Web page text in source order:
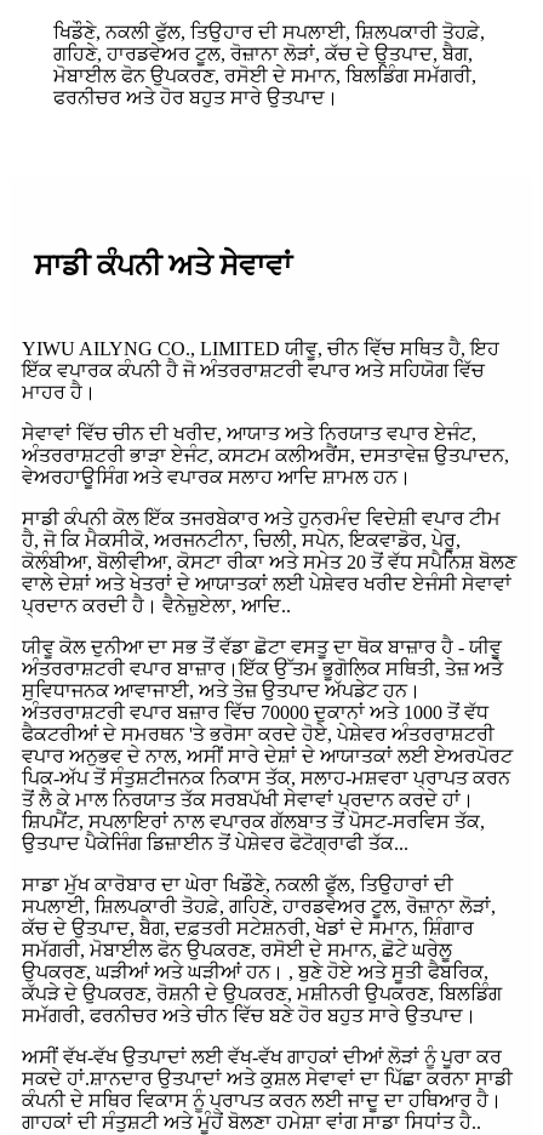
ਖਿਡੌਣੇ, ਨਕਲੀ ਫੁੱਲ, ਤਿਉਹਾਰ ਦੀ ਸਪਲਾਈ, ਸ਼ਿਲਪਕਾਰੀ ਤੋਹਫ਼ੇ,
ਗਹਿਣੇ, ਹਾਰਡਵੇਅਰ ਟੂਲ, ਰੋਜ਼ਾਨਾ ਲੋੜਾਂ, ਕੱਚ ਦੇ ਉਤਪਾਦ, ਬੈਗ,
ਮੋਬਾਈਲ ਫੋਨ ਉਪਕਰਣ, ਰਸੋਈ ਦੇ ਸਮਾਨ, ਬਿਲਡਿੰਗ ਸਮੱਗਰੀ,
ਫਰਨੀਚਰ ਅਤੇ ਹੋਰ ਬਹੁਤ ਸਾਰੇ ਉਤਪਾਦ।
ਸਾਡੀ ਕੰਪਨੀ ਅਤੇ ਸੇਵਾਵਾਂ
YIWU AILYNG CO., LIMITED ਯੀਵੂ, ਚੀਨ ਵਿੱਚ ਸਥਿਤ ਹੈ, ਇਹ
ਇੱਕ ਵਪਾਰਕ ਕੰਪਨੀ ਹੈ ਜੋ ਅੰਤਰਰਾਸ਼ਟਰੀ ਵਪਾਰ ਅਤੇ ਸਹਿਯੋਗ ਵਿੱਚ
ਮਾਹਰ ਹੈ।
ਸੇਵਾਵਾਂ ਵਿੱਚ ਚੀਨ ਦੀ ਖਰੀਦ, ਆਯਾਤ ਅਤੇ ਨਿਰਯਾਤ ਵਪਾਰ ਏਜੰਟ,
ਅੰਤਰਰਾਸ਼ਟਰੀ ਭਾੜਾ ਏਜੰਟ, ਕਸਟਮ ਕਲੀਅਰੈਂਸ, ਦਸਤਾਵੇਜ਼ ਉਤਪਾਦਨ,
ਵੇਅਰਹਾਊਸਿੰਗ ਅਤੇ ਵਪਾਰਕ ਸਲਾਹ ਆਦਿ ਸ਼ਾਮਲ ਹਨ।
ਸਾਡੀ ਕੰਪਨੀ ਕੋਲ ਇੱਕ ਤਜਰਬੇਕਾਰ ਅਤੇ ਹੁਨਰਮੰਦ ਵਿਦੇਸ਼ੀ ਵਪਾਰ ਟੀਮ
ਹੈ, ਜੋ ਕਿ ਮੈਕਸੀਕੋ, ਅਰਜਨਟੀਨਾ, ਚਿਲੀ, ਸਪੇਨ, ਇਕਵਾਡੋਰ, ਪੇਰੂ,
ਕੋਲੰਬੀਆ, ਬੋਲੀਵੀਆ, ਕੋਸਟਾ ਰੀਕਾ ਅਤੇ ਸਮੇਤ 20 ਤੋਂ ਵੱਧ ਸਪੈਨਿਸ਼ ਬੋਲਣ
ਵਾਲੇ ਦੇਸ਼ਾਂ ਅਤੇ ਖੇਤਰਾਂ ਦੇ ਆਯਾਤਕਾਂ ਲਈ ਪੇਸ਼ੇਵਰ ਖਰੀਦ ਏਜੰਸੀ ਸੇਵਾਵਾਂ
ਪ੍ਰਦਾਨ ਕਰਦੀ ਹੈ। ਵੈਨੇਜ਼ੁਏਲਾ, ਆਦਿ..
ਯੀਵੂ ਕੋਲ ਦੁਨੀਆ ਦਾ ਸਭ ਤੋਂ ਵੱਡਾ ਛੋਟਾ ਵਸਤੂ ਦਾ ਥੋਕ ਬਾਜ਼ਾਰ ਹੈ - ਯੀਵੂ
ਅੰਤਰਰਾਸ਼ਟਰੀ ਵਪਾਰ ਬਾਜ਼ਾਰ।ਇੱਕ ਉੱਤਮ ਭੂਗੋਲਿਕ ਸਥਿਤੀ, ਤੇਜ਼ ਅਤੇ
ਸੁਵਿਧਾਜਨਕ ਆਵਾਜਾਈ, ਅਤੇ ਤੇਜ਼ ਉਤਪਾਦ ਅੱਪਡੇਟ ਹਨ।
ਅੰਤਰਰਾਸ਼ਟਰੀ ਵਪਾਰ ਬਜ਼ਾਰ ਵਿੱਚ 70000 ਦੁਕਾਨਾਂ ਅਤੇ 1000 ਤੋਂ ਵੱਧ
ਫੈਕਟਰੀਆਂ ਦੇ ਸਮਰਥਨ 'ਤੇ ਭਰੋਸਾ ਕਰਦੇ ਹੋਏ, ਪੇਸ਼ੇਵਰ ਅੰਤਰਰਾਸ਼ਟਰੀ
ਵਪਾਰ ਅਨੁਭਵ ਦੇ ਨਾਲ, ਅਸੀਂ ਸਾਰੇ ਦੇਸ਼ਾਂ ਦੇ ਆਯਾਤਕਾਂ ਲਈ ਏਅਰਪੋਰਟ
ਪਿਕ-ਅੱਪ ਤੋਂ ਸੰਤੁਸ਼ਟੀਜਨਕ ਨਿਕਾਸ ਤੱਕ, ਸਲਾਹ-ਮਸ਼ਵਰਾ ਪ੍ਰਾਪਤ ਕਰਨ
ਤੋਂ ਲੈ ਕੇ ਮਾਲ ਨਿਰਯਾਤ ਤੱਕ ਸਰਬਪੱਖੀ ਸੇਵਾਵਾਂ ਪ੍ਰਦਾਨ ਕਰਦੇ ਹਾਂ।
ਸ਼ਿਪਮੈਂਟ, ਸਪਲਾਇਰਾਂ ਨਾਲ ਵਪਾਰਕ ਗੱਲਬਾਤ ਤੋਂ ਪੋਸਟ-ਸਰਵਿਸ ਤੱਕ,
ਉਤਪਾਦ ਪੈਕੇਜਿੰਗ ਡਿਜ਼ਾਈਨ ਤੋਂ ਪੇਸ਼ੇਵਰ ਫੋਟੋਗ੍ਰਾਫੀ ਤੱਕ...
ਸਾਡਾ ਮੁੱਖ ਕਾਰੋਬਾਰ ਦਾ ਘੇਰਾ ਖਿਡੌਣੇ, ਨਕਲੀ ਫੁੱਲ, ਤਿਉਹਾਰਾਂ ਦੀ
ਸਪਲਾਈ, ਸ਼ਿਲਪਕਾਰੀ ਤੋਹਫ਼ੇ, ਗਹਿਣੇ, ਹਾਰਡਵੇਅਰ ਟੂਲ, ਰੋਜ਼ਾਨਾ ਲੋੜਾਂ,
ਕੱਚ ਦੇ ਉਤਪਾਦ, ਬੈਗ, ਦਫ਼ਤਰੀ ਸਟੇਸ਼ਨਰੀ, ਖੇਡਾਂ ਦੇ ਸਮਾਨ, ਸ਼ਿੰਗਾਰ
ਸਮੱਗਰੀ, ਮੋਬਾਈਲ ਫੋਨ ਉਪਕਰਣ, ਰਸੋਈ ਦੇ ਸਮਾਨ, ਛੋਟੇ ਘਰੇਲੂ
ਉਪਕਰਣ, ਘੜੀਆਂ ਅਤੇ ਘੜੀਆਂ ਹਨ। , ਬੁਣੇ ਹੋਏ ਅਤੇ ਸੂਤੀ ਫੈਬਰਿਕ,
ਕੱਪੜੇ ਦੇ ਉਪਕਰਣ, ਰੋਸ਼ਨੀ ਦੇ ਉਪਕਰਣ, ਮਸ਼ੀਨਰੀ ਉਪਕਰਣ, ਬਿਲਡਿੰਗ
ਸਮੱਗਰੀ, ਫਰਨੀਚਰ ਅਤੇ ਚੀਨ ਵਿੱਚ ਬਣੇ ਹੋਰ ਬਹੁਤ ਸਾਰੇ ਉਤਪਾਦ।
ਅਸੀਂ ਵੱਖ-ਵੱਖ ਉਤਪਾਦਾਂ ਲਈ ਵੱਖ-ਵੱਖ ਗਾਹਕਾਂ ਦੀਆਂ ਲੋੜਾਂ ਨੂੰ ਪੂਰਾ ਕਰ
ਸਕਦੇ ਹਾਂ.ਸ਼ਾਨਦਾਰ ਉਤਪਾਦਾਂ ਅਤੇ ਕੁਸ਼ਲ ਸੇਵਾਵਾਂ ਦਾ ਪਿੱਛਾ ਕਰਨਾ ਸਾਡੀ
ਕੰਪਨੀ ਦੇ ਸਥਿਰ ਵਿਕਾਸ ਨੂੰ ਪ੍ਰਾਪਤ ਕਰਨ ਲਈ ਜਾਦੂ ਦਾ ਹਥਿਆਰ ਹੈ।
ਗਾਹਕਾਂ ਦੀ ਸੰਤੁਸ਼ਟੀ ਅਤੇ ਮੂੰਹੋਂ ਬੋਲਣਾ ਹਮੇਸ਼ਾ ਵਾਂਗ ਸਾਡਾ ਸਿਧਾਂਤ ਹੈ..